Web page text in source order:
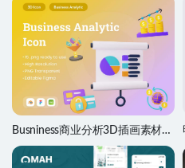
Busniness商业分析3D插画素材
Figma源文件、sketch源文件、
blender源文件